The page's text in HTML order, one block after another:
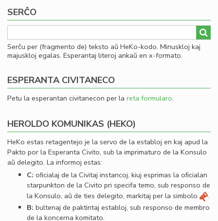
SERĈO
Serĉu per (fragmento de) teksto aŭ HeKo-kodo. Minuskloj kaj
majuskloj egalas. Esperantaj literoj ankaŭ en x-formato.
ESPERANTA CIVITANECO
Petu la esperantan civitanecon per la reta formularo.
HEROLDO KOMUNIKAS (HEKO)
HeKo estas retagentejo je la servo de la establoj en kaj apud la
Pakto por la Esperanta Civito, sub la imprimaturo de la Konsulo
aŭ delegito. La informoj estas:
C: oﬁcialaj de la Civitaj instancoj, kiuj esprimas la oﬁcialan
starpunkton de la Civito pri specifa temo, sub responso de
la Konsulo, aŭ de ties delegito, markitaj per la simbolo
.
B: bultenaj de paktintaj establoj, sub responso de membro
de la koncerna komitato.